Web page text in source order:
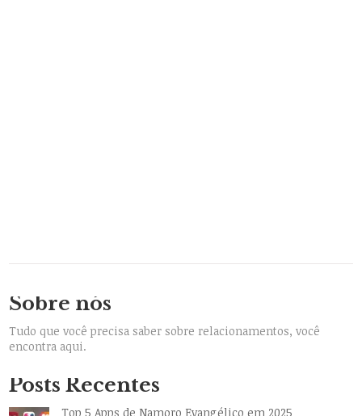
Sobre nós
Tudo que você precisa saber sobre relacionamentos, você
encontra aqui.
Posts Recentes
Top 5 Apps de Namoro Evangélico em 2025